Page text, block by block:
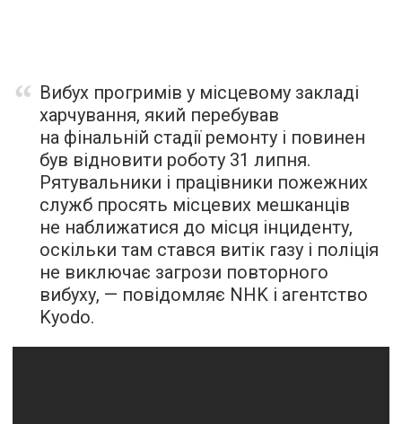
Вибух прогримів у місцевому закладі
харчування, який перебував
на фінальній стадії ремонту і повинен
був відновити роботу 31 липня.
Рятувальники і працівники пожежних
служб просять місцевих мешканців
не наближатися до місця інциденту,
оскільки там стався витік газу і поліція
не виключає загрози повторного
вибуху, — повідомляє NHK і агентство
Kyodo.